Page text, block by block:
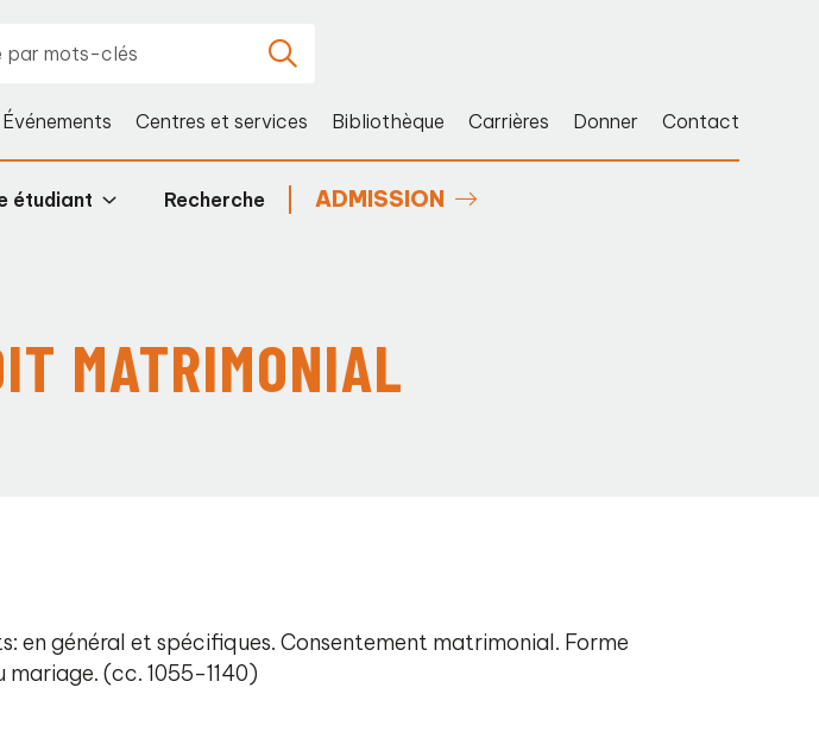
Événements Centres et services Bibliothèque Carrières Donner Contact
étudiant Recherche ADMISSION
MATRIMONIAL
en général et spécifiques. Consentement matrimonial. Forme
(cc. 1055-1140)